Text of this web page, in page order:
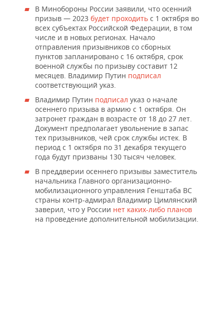
В Минобороны России заявили, что осенний
призыв — 2023 будет проходить с 1 октября во
всех субъектах Российской Федерации, в том
числе и в новых регионах. Начало
отправления призывников со сборных
пунктов запланировано с 16 октября, срок
военной службы по призыву составит 12
месяцев. Владимир Путин подписал
соответствующий указ.
Владимир Путин подписал указ о начале
осеннего призыва в армию с 1 октября. Он
затронет граждан в возрасте от 18 до 27 лет.
Документ предполагает увольнение в запас
тех призывников, чей срок службы истек. В
период с 1 октября по 31 декабря текущего
года будут призваны 130 тысяч человек.
В преддверии осеннего призывы заместитель
начальника Главного организационно-
мобилизационного управления Генштаба ВС
страны контр-адмирал Владимир Цимлянский
заверил, что у России нет каких-либо планов
на проведение дополнительной мобилизации.